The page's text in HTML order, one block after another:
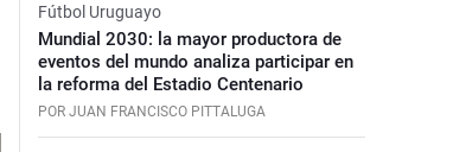
Fútbol Uruguayo
Mundial 2030: la mayor productora de
eventos del mundo analiza participar en
la reforma del Estadio Centenario
POR JUAN FRANCISCO PITTALUGA